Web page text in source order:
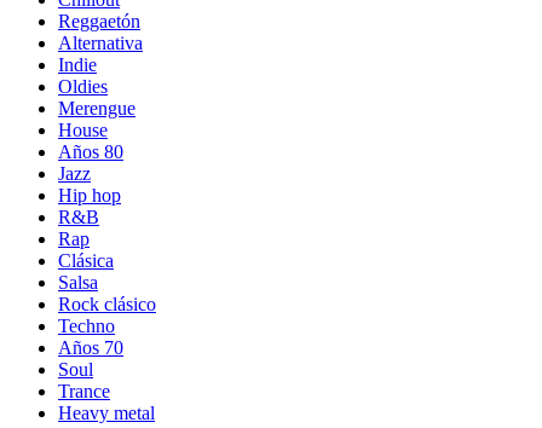
Reggaetón
Alternativa
Indie
Oldies
Merengue
House
Años 80
Jazz
Hip hop
R&B
Rap
Clásica
Salsa
Rock clásico
Techno
Años 70
Soul
Trance
Heavy metal